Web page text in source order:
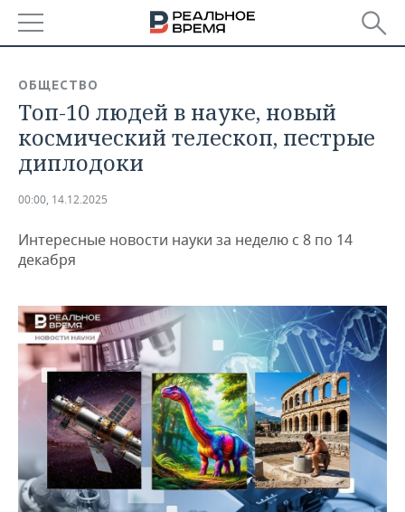
БАШКОРТОСТАН
ТАТАРСТАН
НОВОСТИ
АНАЛИТИКА
ДЕКЛАРАЦИИ О ДОХОДАХ
КОРОЛИ ГОСЗАКАЗА ПФО
ВУЗЫ ТАТАРСТАНА
КОМУ ПРИНАДЛЕЖАТ
ТОРГОВЫЕ ЦЕНТРЫ
ТАТАРСТАНА
НОВОСТИ ЭКОНОМИКИ
ФИНАНСЫ
БАНКИ
БЮДЖЕТ
ИНВЕСТИЦИИ
ПРОМЫШЛЕННОСТЬ
НОВОСТИ
АГРОПРОМ
МАШИНОСТРОЕНИЕ
НЕФТЕХИМИЯ
НЕФТЬ
ОПК
НЕДВИЖИМОСТЬ
НОВОСТИ НЕДВИЖИМОСТИ
АВТО
НОВОСТИ АВТО
БИЗНЕС
НОВОСТИ БИЗНЕСА
РОЗНИЧНАЯ ТОРГОВЛЯ
ТРАНСПОРТ
ТЕХНОЛОГИИ
НОВОСТИ ТЕХНОЛОГИЙ
IT
МЕРОПРИЯТИЯ
НОВОСТИ МЕРОПРИЯТИЙ
СПОРТ
ОБЩЕСТВО
Топ-10 людей в науке, новый
космический телескоп, пестрые
диплодоки
00:00, 14.12.2025
Интересные новости науки за неделю с 8 по 14
декабря